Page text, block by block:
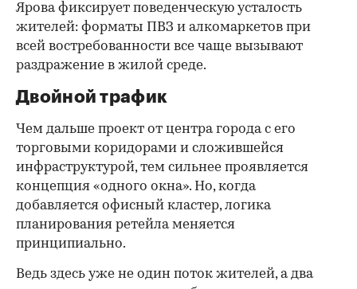
Ярова фиксирует поведенческую усталость
жителей: форматы ПВЗ и алкомаркетов при
всей востребованности все чаще вызывают
раздражение в жилой среде.
Двойной трафик
Чем дальше проект от центра города с его
торговыми коридорами и сложившейся
инфраструктурой, тем сильнее проявляется
концепция «одного окна». Но, когда
добавляется офисный кластер, логика
планирования ретейла меняется
принципиально.
Ведь здесь уже не один поток жителей, а два